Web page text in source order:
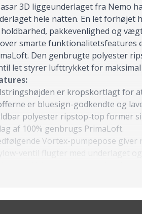
3D liggeunderlaget fra Nemo
hele natten. En let forhøjet
pakkevenlighed og
smarte funktionalitetsfeatures
Den genbrugte polyester
let styrer lufttrykket for
er kropskortlagt for
er bluesign-godkendte og
polyester ripstop-top former
af 100% genbrugs PrimaLoft.
Vortex-pumpepose
ventil flugter med underlaget
710 g